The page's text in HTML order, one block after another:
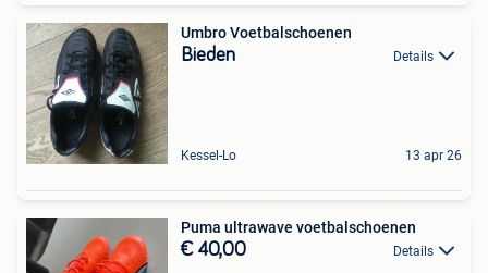
Umbro Voetbalschoenen
Bieden Details
Kessel-Lo 13 apr 26
Puma ultrawave voetbalschoenen
€ 40,00 Details